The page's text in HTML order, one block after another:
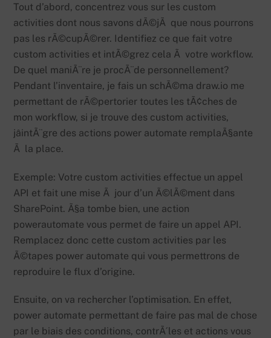
Tout d’abord, concentrez vous sur les custom
activities dont nous savons dÃ©jÃ que nous pourrons
pas les rÃ©cupÃ©rer. Identifiez ce que fait votre
custom activities et intÃ©grez cela Ã votre workflow.
De quel maniÃ¨re je procÃ¨de personnellement?
Pendant l’inventaire, je fais un schÃ©ma draw.io me
permettant de rÃ©pertorier toutes les tÃ¢ches de
mon workflow, si je trouve des custom activities,
jâintÃ¨gre des actions power automate remplaÃ§ante
Ã la place.
Exemple: Votre custom activities effectue un appel
API et fait une mise Ã jour d’un Ã©lÃ©ment dans
SharePoint. Ã§a tombe bien, une action
powerautomate vous permet de faire un appel API.
Remplacez donc cette custom activities par les
Ã©tapes power automate qui vous permettrons de
reproduire le flux d’origine.
Ensuite, on va rechercher l’optimisation. En effet,
power automate permettant de faire pas mal de chose
par le biais des conditions, contrÃ´les et actions vous